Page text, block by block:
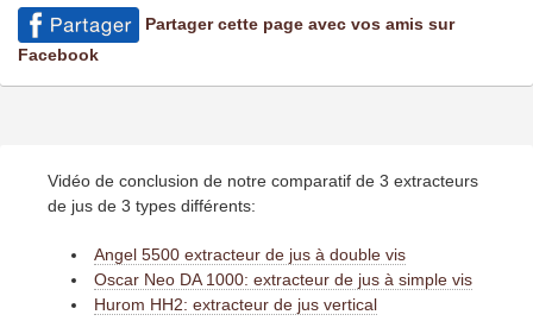
Partager cette page avec vos amis sur
Facebook
Vidéo de conclusion de notre comparatif de 3 extracteurs
de jus de 3 types différents:
Angel 5500 extracteur de jus à double vis
Oscar Neo DA 1000: extracteur de jus à simple vis
Hurom HH2: extracteur de jus vertical